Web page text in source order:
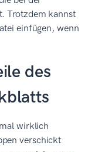
Trotzdem kannst
einfügen, wenn
des
wirklich
verschickt